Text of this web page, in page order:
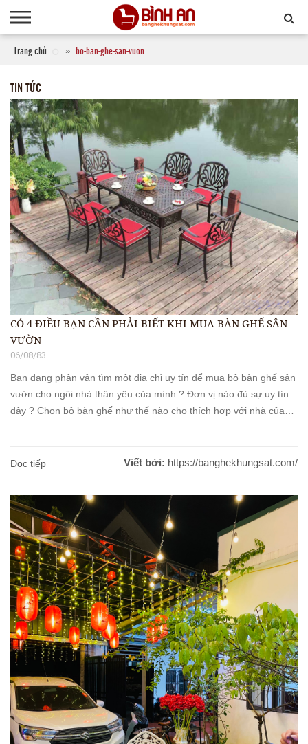
Trang chủ bo-ban-ghe-san-vuon
TIN TỨC
CÓ 4 ĐIỀU BẠN CẦN PHẢI BIẾT KHI MUA BÀN GHẾ SÂN
VƯỜN
06/08/83
Bạn đang phân vân tìm một địa chỉ uy tín để mua bộ bàn ghế sân
vườn cho ngôi nhà thân yêu của mình ? Đơn vị nào đủ sự uy tín
đây ? Chọn bộ bàn ghế như thế nào cho thích hợp với nhà của
Đọc tiếp
Viết bởi: https://banghekhungsat.com/